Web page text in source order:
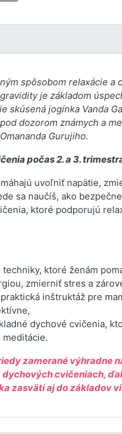
spôsobom relaxácie
je základom
skúsená jogínka Vanda
dozorom známych a
Gurujiho.
počas 2. a 3.
uvoľniť napätie,
sa naučíš, ako
ktoré podporujú
ktoré ženám
zmierniť stres a
inštruktáž pre
dychové cvičenia,
meditácie.
zamerané výhradne
cvičeniach,
zasvätí aj do základov